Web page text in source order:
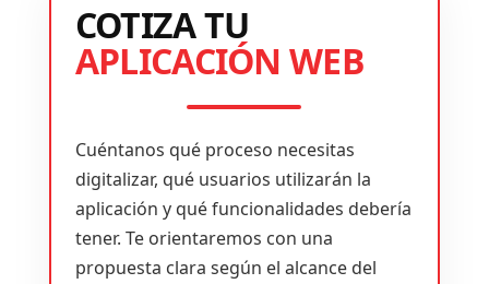
COTIZA TU
APLICACIÓN WEB
Cuéntanos qué proceso necesitas
digitalizar, qué usuarios utilizarán la
aplicación y qué funcionalidades debería
tener. Te orientaremos con una
propuesta clara según el alcance del